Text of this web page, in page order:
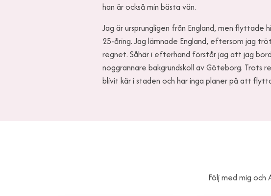
han är också min bästa vän.
Jag är ursprungligen från England, men flyttade
25-åring. Jag lämnade England, eftersom jag
regnet. Såhär i efterhand förstår jag att jag
noggrannare bakgrundskoll av Göteborg. Trots
blivit kär i staden och har inga planer på att
Följ med mig och